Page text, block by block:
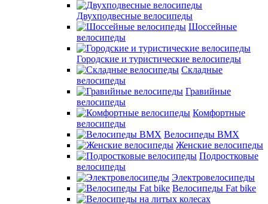
Двухподвесные велосипеды
Шоссейные
велосипеды
Городские и туристические велосипеды
Складные
велосипеды
Гравийные
велосипеды
Комфортные
велосипеды
Велосипеды BMX
Женские велосипеды
Подростковые
велосипеды
Электровелосипеды
Велосипеды Fat bike